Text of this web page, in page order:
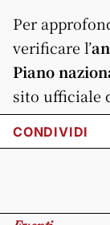
Per
verificare l’
Piano
sito ufficiale
CONDIVIDI